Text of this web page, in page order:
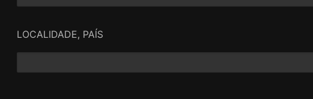
LOCALIDADE, PAÍS